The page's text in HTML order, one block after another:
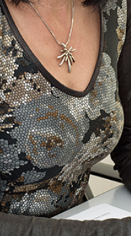
МАРИЕТА
Главен счетоводител